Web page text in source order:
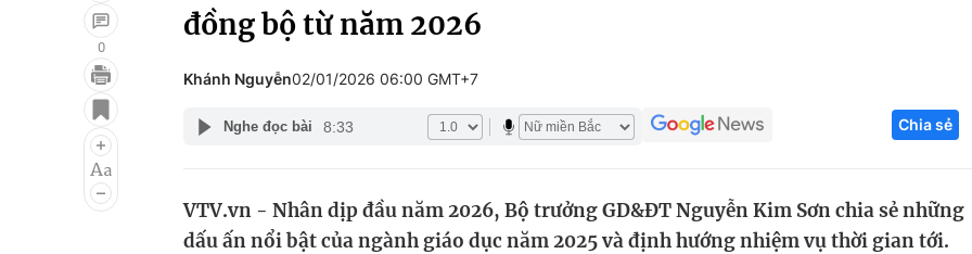
Điện ảnh
Âm nhạc
Du lịch
Chất lượng cuộc sống
Tuyển sinh
Hitech Công
Thị trường
0
đồng bộ từ năm 2026
Khánh Nguyễn02/01/2026 06:00 GMT+7
Nghe đọc bài 8:33 Chia sẻ
VTV.vn - Nhân dịp đầu năm 2026, Bộ trưởng GD&ĐT Nguyễn Kim Sơn chia sẻ những
dấu ấn nổi bật của ngành giáo dục năm 2025 và định hướng nhiệm vụ thời gian tới.